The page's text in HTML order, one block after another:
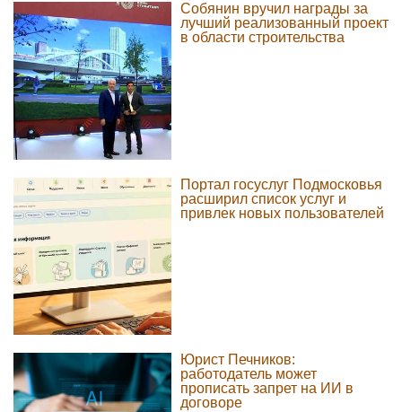
Собянин вручил награды за
лучший реализованный проект
в области строительства
Портал госуслуг Подмосковья
расширил список услуг и
привлек новых пользователей
Юрист Печников:
работодатель может
прописать запрет на ИИ в
договоре